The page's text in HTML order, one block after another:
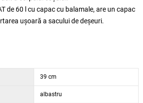
de 60 l cu capac cu balamale, are un capac
ușoară a sacului de deșeuri.
39 cm
albastru